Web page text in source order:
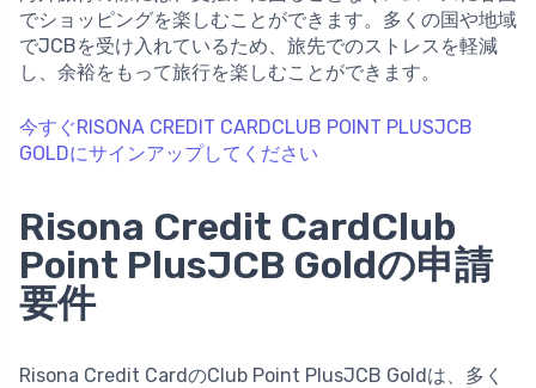
でショッピングを楽しむことができます。多くの国や地域
でJCBを受け入れているため、旅先でのストレスを軽減
し、余裕をもって旅行を楽しむことができます。
今すぐRISONA CREDIT CARDCLUB POINT PLUSJCB
GOLDにサインアップしてください
Risona Credit CardClub
Point PlusJCB Goldの申請
要件
Risona Credit CardのClub Point PlusJCB Goldは、多く